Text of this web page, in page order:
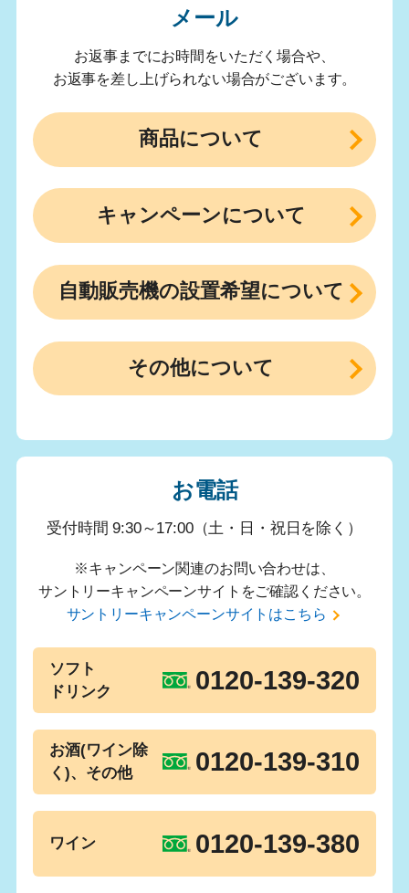
メール
お返事までにお時間をいただく場合や、
お返事を差し上げられない場合がございます。
商品について
キャンペーンについて
自動販売機の設置希望について
その他について
お電話
受付時間 9:30～17:00（土・日・祝日を除く）
※キャンペーン関連のお問い合わせは、
サントリーキャンペーンサイトをご確認ください。
サントリーキャンペーンサイトはこちら
ソフト
ドリンク
0120-139-320
お酒(ワイン除
く)、その他
0120-139-310
ワイン 0120-139-380